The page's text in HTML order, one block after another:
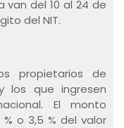
del 10 al 24 de
del NIT.
propietarios de
los que ingresen
El monto
o 3,5 % del valor